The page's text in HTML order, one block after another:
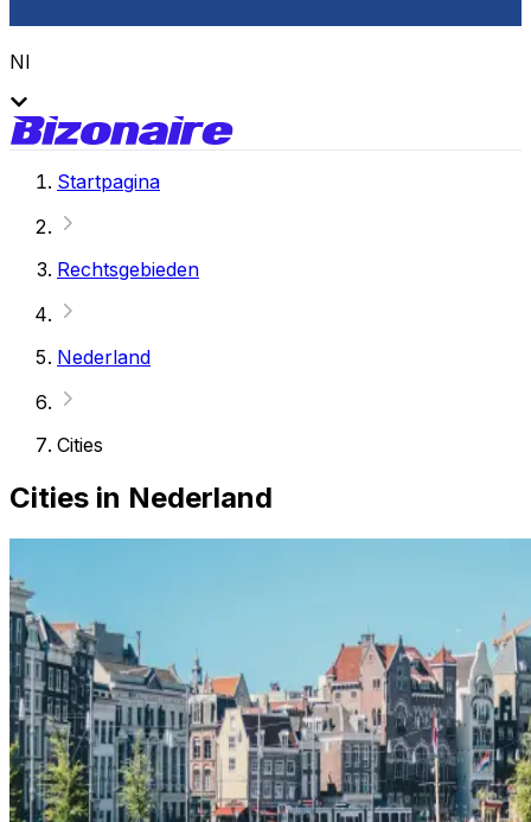
Nl
Startpagina
Rechtsgebieden
Nederland
Cities
Cities in Nederland